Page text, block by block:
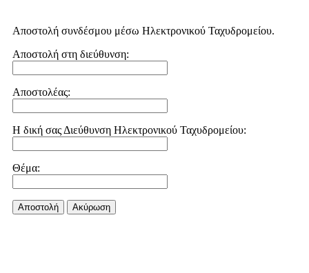
Αποστολή συνδέσμου μέσω Ηλεκτρονικού Ταχυδρομείου.
Αποστολή στη διεύθυνση:
Αποστολέας:
Η δική σας Διεύθυνση Ηλεκτρονικού Ταχυδρομείου:
Θέμα:
Αποστολή Aκύρωση